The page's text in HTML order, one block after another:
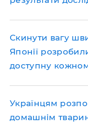
Скинути вагу
Японії
доступну
Українцям
домашнім